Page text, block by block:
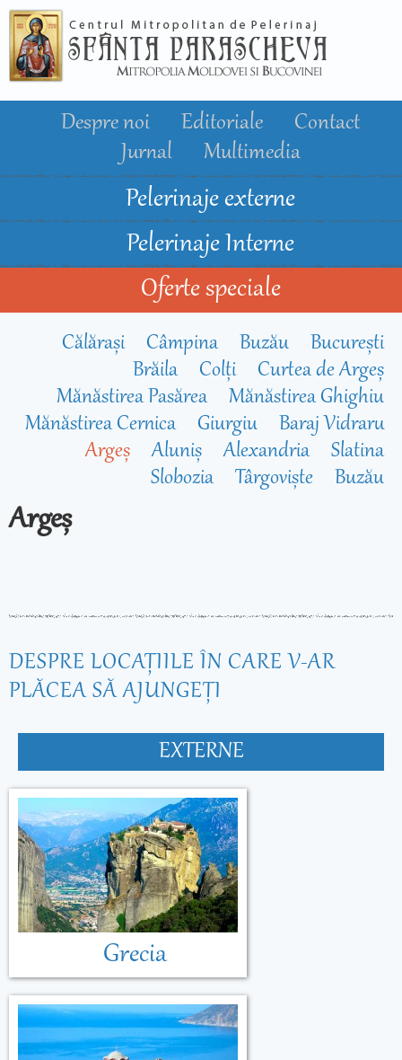
conţinutul
principal
Despre noi Editoriale
Contact
Jurnal
Multimedia
Pelerinaje externe
Pelerinaje Interne
Oferte speciale
Călărași Câmpina Buzău
Bucureşti
Brăila
Colți
Curtea de Argeș
Mănăstirea Pasărea
Mănăstirea Ghighiu
Mănăstirea Cernica
Giurgiu
Baraj Vidraru
Argeș
Aluniș Alexandria
Slatina
Slobozia
Târgoviște Buzău
Argeș
DESPRE LOCAŢIILE ÎN CARE V-AR
PLĂCEA SĂ AJUNGEŢI
EXTERNE
Grecia